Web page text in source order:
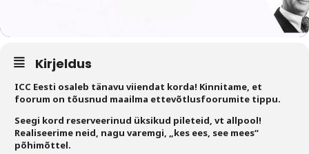
Oskusteave
Incoterms® 2020
Abimaterjalid
Kirjeldus
ICC Eesti osaleb tänavu viiendat korda! Kinnitame, et
foorum on tõusnud maailma ettevõtlusfoorumite tippu.
Seegi kord reserveerinud üksikud pileteid, vt allpool!
Realiseerime neid, nagu varemgi, „kes ees, see mees“
põhimõttel.